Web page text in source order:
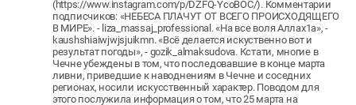
(https://www.instagram.com/p/DZFQ-YcoBOC/). Комментарии
подписчиков: «НЕБЕСА ПЛАЧУТ ОТ ВСЕГО ПРОИСХОДЯЩЕГО
В МИРЕ». - liza_massaj_professional. «На все воля Аллах1а», -
kaushshiaiwjwjsjuikmn. «Всё делается искуственно вот и
результат погоды», - gozik_almaksudova. Кстати, многие в
Чечне убеждены в том, что последовавшие в конце марта
ливни, приведшие к наводнениям в Чечне и соседних
регионах, носили искусственный характер. Поводом для
этого послужила информация о том, что 25 марта на